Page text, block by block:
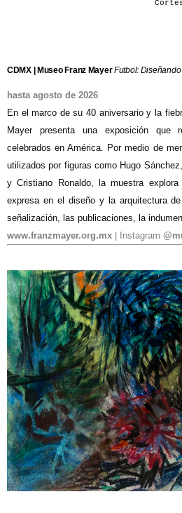
CDMX | Museo Franz MayerFutbol:
hasta agosto de 2026
En el marco de su 40 aniversario y la
Mayer presenta una exposición que
celebrados en América. Por medio de
utilizados por figuras como Hugo
y Cristiano Ronaldo, la muestra
expresa en el diseño y la arquitectura
señalización, las publicaciones, la
www.franzmayer.org.mx | Instagram